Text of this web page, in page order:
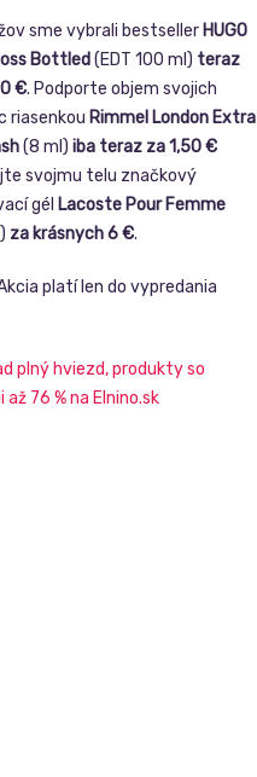
sme vybrali bestseller HUGO
Bottled(EDT 100 ml) teraz
€. Podporte objem svojich
riasenkou Rimmel London Extra
(8 ml)iba teraz za 1,50 €
svojmu telu značkový
gél Lacoste Pour Femme
za krásnych 6 €.
platí len do vypredania